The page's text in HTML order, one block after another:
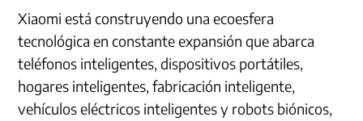
Xiaomi está construyendo una ecoesfera
tecnológica en constante expansión que abarca
teléfonos inteligentes, dispositivos portátiles,
hogares inteligentes, fabricación inteligente,
vehículos eléctricos inteligentes y robots biónicos,